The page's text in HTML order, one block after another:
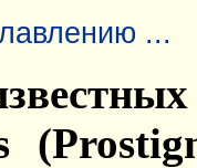
...